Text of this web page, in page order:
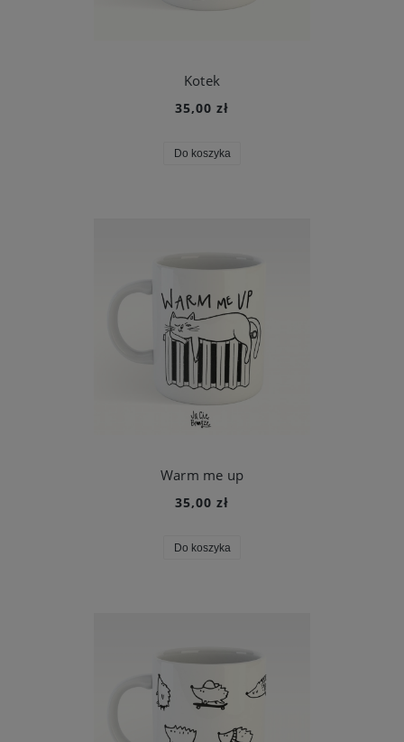
Kotek
35,00 zł
Do koszyka
Warm me up
35,00 zł
Do koszyka